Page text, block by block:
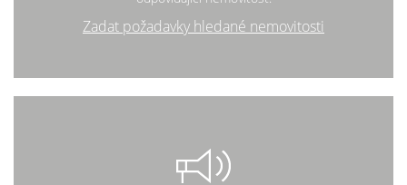
Zadat požadavky hledané nemovitosti